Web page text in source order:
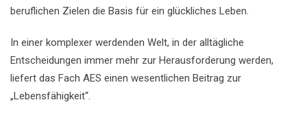
beruflichen Zielen die Basis für ein glückliches Leben.
In einer komplexer werdenden Welt, in der alltägliche
Entscheidungen immer mehr zur Herausforderung werden,
liefert das Fach AES einen wesentlichen Beitrag zur
„Lebensfähigkeit“.